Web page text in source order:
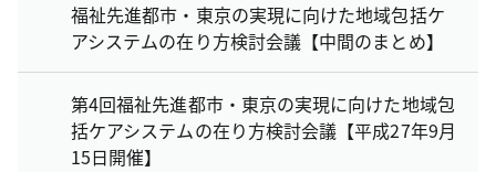
福祉先進都市・東京の実現に向けた地域包括ケ
アシステムの在り方検討会議【中間のまとめ】
第4回福祉先進都市・東京の実現に向けた地域包
括ケアシステムの在り方検討会議【平成27年9月
15日開催】